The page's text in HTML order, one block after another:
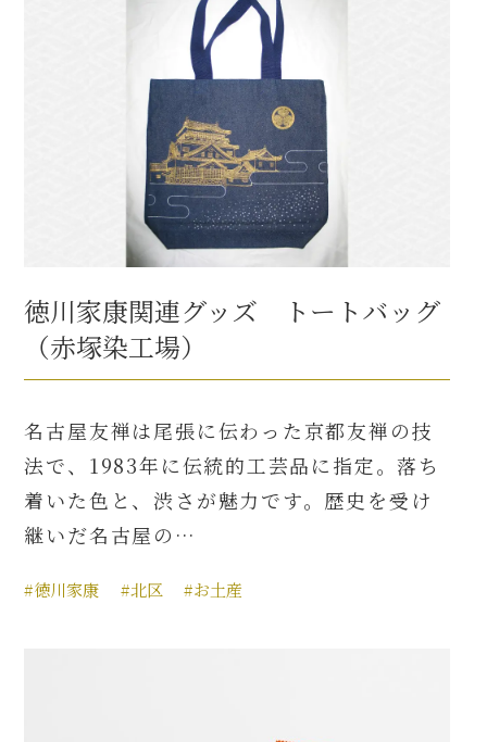
徳川家康関連グッズ トートバッグ
（赤塚染工場）
名古屋友禅は尾張に伝わった京都友禅の技
法で、1983年に伝統的工芸品に指定。落ち
着いた色と、渋さが魅力です。歴史を受け
継いだ名古屋の…
#徳川家康 #北区 #お土産